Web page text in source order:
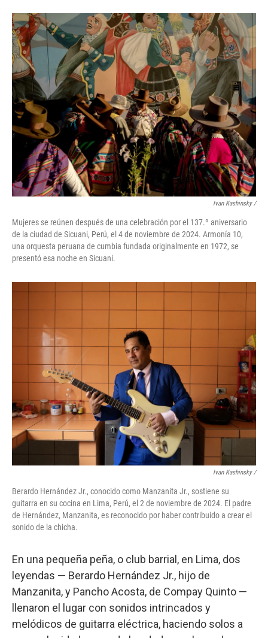
Ivan Kashinsky/
Mujeres se reúnen después de una celebración por el 137.º aniversario
de la ciudad de Sicuani, Perú, el 4 de noviembre de 2024. Armonía 10,
una orquesta peruana de cumbia fundada originalmente en 1972, se
presentó esa noche en Sicuani.
Ivan Kashinsky/
Berardo Hernández Jr., conocido como Manzanita Jr., sostiene su
guitarra en su cocina en Lima, Perú, el 2 de noviembre de 2024. El padre
de Hernández, Manzanita, es reconocido por haber contribuido a crear el
sonido de la chicha.
En una pequeña peña, o club barrial, en Lima, dos
leyendas — Berardo Hernández Jr., hijo de
Manzanita, y Pancho Acosta, de Compay Quinto —
llenaron el lugar con sonidos intrincados y
melódicos de guitarra eléctrica, haciendo solos a